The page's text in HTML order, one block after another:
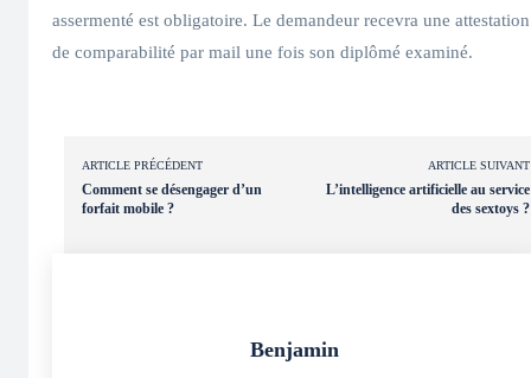
assermenté est obligatoire. Le demandeur recevra une attestation
de comparabilité par mail une fois son diplômé examiné.
ARTICLE PRÉCÉDENT
Comment se désengager d’un
forfait mobile ?
ARTICLE SUIVANT
L’intelligence artificielle au service
des sextoys ?
Benjamin